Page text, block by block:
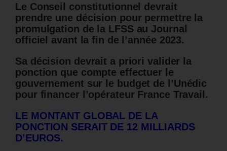
Le Conseil constitutionnel devrait
prendre une décision pour permettre la
promulgation de la LFSS au Journal
officiel avant la fin de l’année 2023.
Sa décision devrait a priori valider la
ponction que compte effectuer le
gouvernement sur le budget de l’Unédic
pour financer l’opérateur France Travail.
LE MONTANT GLOBAL DE LA
PONCTION SERAIT DE 12 MILLIARDS
D’EUROS.